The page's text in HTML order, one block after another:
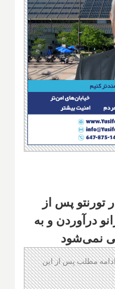
تورنتو پس از
در‌آوردن و به
مطلب پس از این